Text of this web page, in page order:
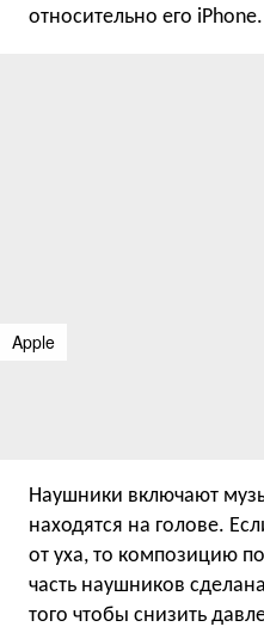
относительно его iPhone.
Apple
Наушники включают
находятся на голове.
от уха, то композицию
часть наушников
того чтобы снизить